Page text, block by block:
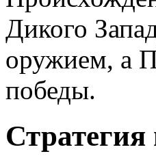
Дикого
оружием, а
победы.